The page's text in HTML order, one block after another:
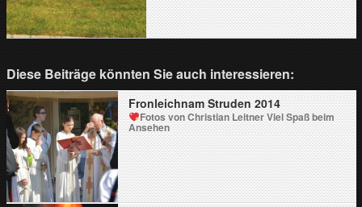
Diese Beiträge könnten Sie auch interessieren:
Fronleichnam Struden 2014
Fotos von Christian LeitnerViel Spaß beim
Ansehen